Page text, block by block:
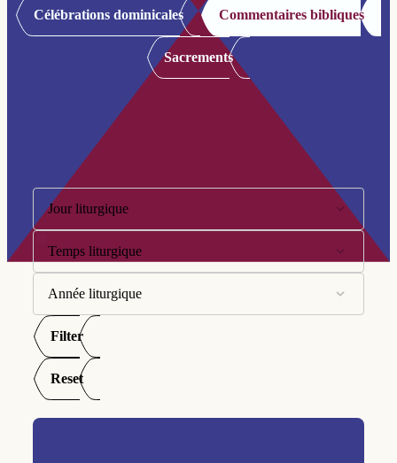
Célébrations dominicales Commentaires bibliques
Sacrements
Filtre:
Jour liturgique
10ème dimanche
11ème dimanche
12ème dimanche
13ème dimanche
14ème dimanche
15ème dimanche
Temps liturgique
Avent
Carême
Pentecôte
Semaine Sainte
Année liturgique
Année A
Année B
Filter
Reset